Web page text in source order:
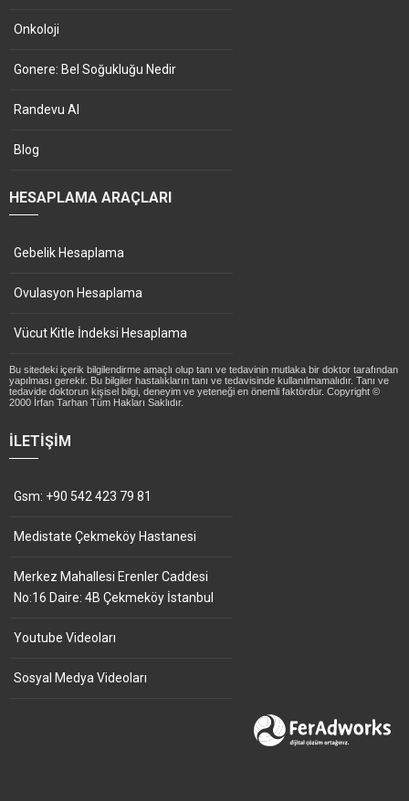
Onkoloji
Gonere: Bel Soğukluğu Nedir
Randevu Al
Blog
HESAPLAMA ARAÇLARI
Gebelik Hesaplama
Ovulasyon Hesaplama
Vücut Kitle İndeksi Hesaplama
Bu sitedeki içerik bilgilendirme amaçlı olup tanı ve tedavinin mutlaka bir doktor tarafından
yapılması gerekir. Bu bilgiler hastalıkların tanı ve tedavisinde kullanılmamalıdır. Tanı ve
tedavide doktorun kişisel bilgi, deneyim ve yeteneği en önemli faktördür. Copyright ©
2000 İrfan Tarhan Tüm Hakları Saklıdır.
İLETIŞIM
Gsm: +90 542 423 79 81
Medistate Çekmeköy Hastanesi
Merkez Mahallesi Erenler Caddesi
No:16 Daire: 4B Çekmeköy İstanbul
Youtube Videoları
Sosyal Medya Videoları